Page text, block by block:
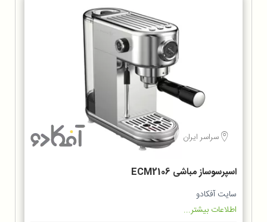
سراسر ایران
اسپرسوساز مباشی ECM2106
سایت آفکادو
اطلاعات بیشتر...